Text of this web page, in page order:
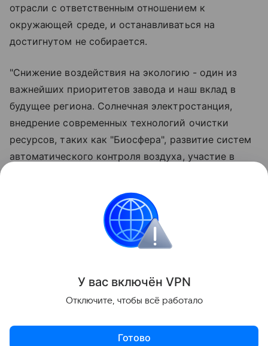
отрасли с ответственным отношением к
окружающей среде, и останавливаться на
достигнутом не собирается.
"Снижение воздействия на экологию - один из
важнейших приоритетов завода и наш вклад в
будущее региона. Солнечная электростанция,
внедрение современных технологий очистки
ресурсов, таких как "Биосфера", развитие систем
автоматического контроля воздуха, участие в
акциях демонстрируют системный подход
предприятия к вопросам экологии", - отметил
генеральный директор Омского НПЗ Кирилл
Поделиться
У вас включён VPN
Отключите, чтобы всё работало
Готово